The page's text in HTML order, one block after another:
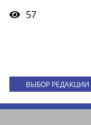
57
ВЫБОР РЕДАКЦИИ